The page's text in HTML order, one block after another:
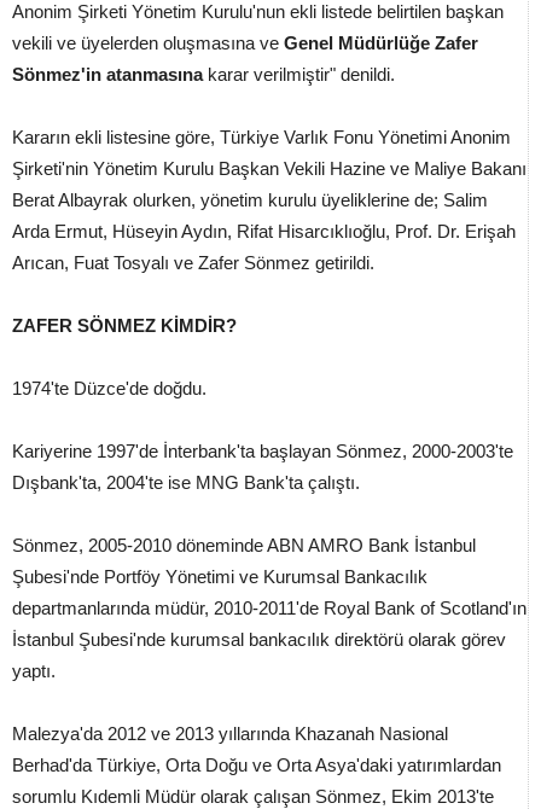
Anonim Şirketi Yönetim Kurulu'nun ekli listede belirtilen başkan
vekili ve üyelerden oluşmasına ve Genel Müdürlüğe Zafer
Sönmez'in atanmasınakarar verilmiştir" denildi.
Kararın ekli listesine göre, Türkiye Varlık Fonu Yönetimi Anonim
Şirketi'nin Yönetim Kurulu Başkan Vekili Hazine ve Maliye Bakanı
Berat Albayrak olurken, yönetim kurulu üyeliklerine de; Salim
Arda Ermut, Hüseyin Aydın, Rifat Hisarcıklıoğlu, Prof. Dr. Erişah
Arıcan, Fuat Tosyalı ve Zafer Sönmez getirildi.
ZAFER SÖNMEZ KİMDİR?
1974'te Düzce'de doğdu.
Kariyerine 1997'de İnterbank'ta başlayan Sönmez, 2000-2003'te
Dışbank'ta, 2004'te ise MNG Bank'ta çalıştı.
Sönmez, 2005-2010 döneminde ABN AMRO Bank İstanbul
Şubesi'nde Portföy Yönetimi ve Kurumsal Bankacılık
departmanlarında müdür, 2010-2011'de Royal Bank of Scotland'ın
İstanbul Şubesi'nde kurumsal bankacılık direktörü olarak görev
yaptı.
Malezya'da 2012 ve 2013 yıllarında Khazanah Nasional
Berhad'da Türkiye, Orta Doğu ve Orta Asya'daki yatırımlardan
sorumlu Kıdemli Müdür olarak çalışan Sönmez, Ekim 2013'te